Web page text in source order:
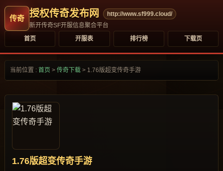
授权传奇发布网
http://www.sf999.cloud/
新开传奇SF开服信息聚合平台
首页
开服表 排行榜 下载页
当前位置 : 首页 > 传奇下载 > 1.76版超变传奇手游
1.76版超变传奇手游